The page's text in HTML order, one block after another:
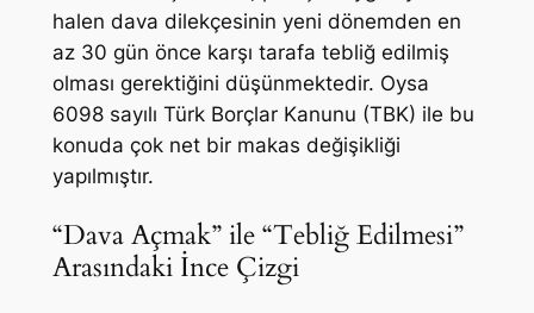
halen dava dilekçesinin yeni dönemden en
az 30 gün önce karşı tarafa tebliğ edilmiş
olması gerektiğini düşünmektedir. Oysa
6098 sayılı Türk Borçlar Kanunu (TBK) ile bu
konuda çok net bir makas değişikliği
yapılmıştır.
“Dava Açmak” ile “Tebliğ Edilmesi”
Arasındaki İnce Çizgi